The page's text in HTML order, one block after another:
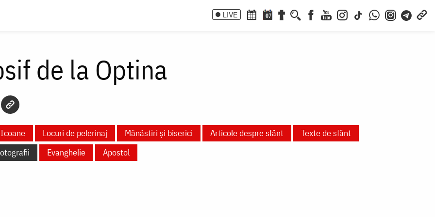
LIVE 07
de la Optina
Icoane Locuri de pelerinaj Mănăstiri și biserici Articole despre sfânt
Texte de sfânt
Evanghelie Apostol